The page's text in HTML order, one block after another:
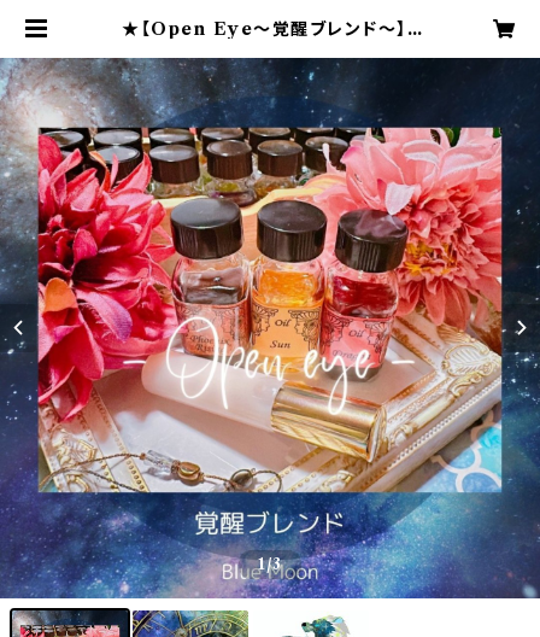
★【Open Eye～覚醒ブレンド～】2
ー | Blue Moonのアンシェントメモ
リーオイルショップ
1/3